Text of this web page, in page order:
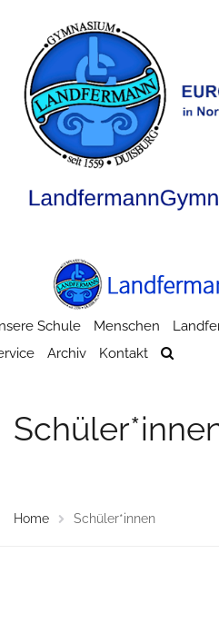
Schule Menschen
Archiv Kontakt
Home Schüler*innen